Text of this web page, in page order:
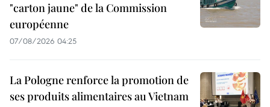
"carton jaune" de la Commission
européenne
07/08/2026 04:25
La Pologne renforce la promotion de
ses produits alimentaires au Vietnam